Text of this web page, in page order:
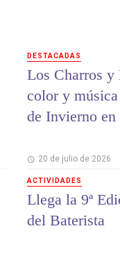
DESTACADAS
Los Charros y
color y
de Invierno en
20 de julio de 2026
ACTIVIDADES
Llega la 9ª
del Baterista